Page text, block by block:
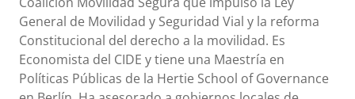
General de Movilidad y Seguridad Vial y la reforma
Constitucional del derecho a la movilidad. Es
Economista del CIDE y tiene una Maestría en
Políticas Públicas de la Hertie School of Governance